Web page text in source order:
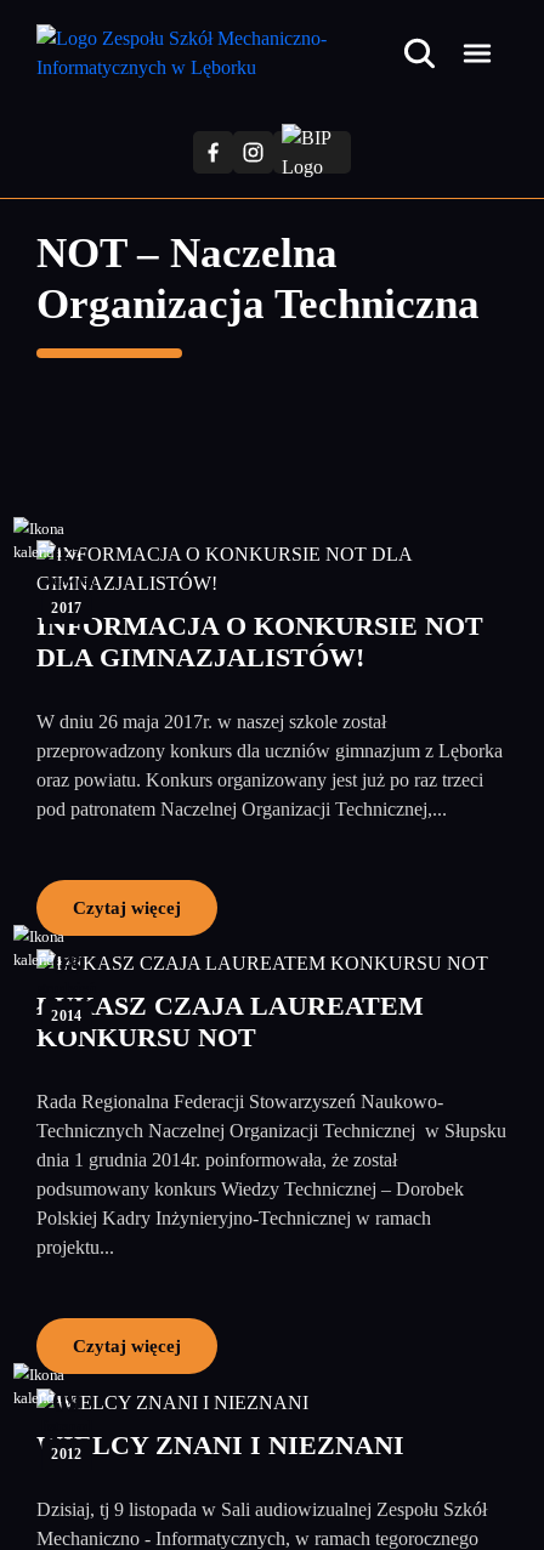
treści
NOT – Naczelna
Organizacja Techniczna
07
czerwiec
2017
INFORMACJA O KONKURSIE NOT
DLA GIMNAZJALISTÓW!
W dniu 26 maja 2017r. w naszej szkole został
przeprowadzony konkurs dla uczniów gimnazjum z Lęborka
oraz powiatu. Konkurs organizowany jest już po raz trzeci
pod patronatem Naczelnej Organizacji Technicznej,...
Czytaj więcej
08
2014
ŁUKASZ CZAJA LAUREATEM
KONKURSU NOT
Rada Regionalna Federacji Stowarzyszeń Naukowo-
Technicznych Naczelnej Organizacji Technicznej w Słupsku
dnia 1 grudnia 2014r. poinformowała, że został
podsumowany konkurs Wiedzy Technicznej – Dorobek
Polskiej Kadry Inżynieryjno-Technicznej w ramach
projektu...
Czytaj więcej
09
2012
WIELCY ZNANI I NIEZNANI
Dzisiaj, tj 9 listopada w Sali audiowizualnej Zespołu Szkół
Mechaniczno - Informatycznych, w ramach tegorocznego